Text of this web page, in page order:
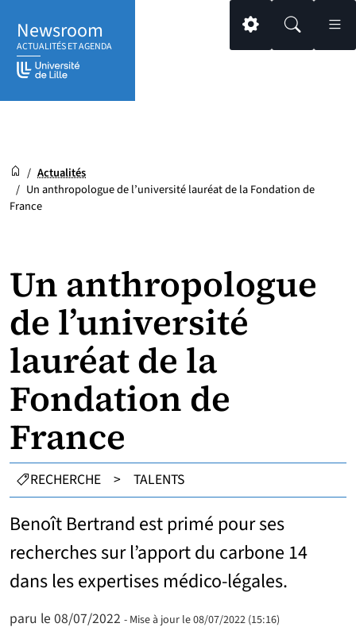
contenu
au
menu
principal
pied
Newsroom
ACTUALITÉS ET AGENDA Paramétrage
Newsroom
Accueil
/ Actualités
/ Un anthropologue de l’université lauréat de la Fondation de
France
Un anthropologue
de l’université
lauréat de la
Fondation de
France
CATÉGORIES :
RECHERCHE > TALENTS
Benoît Bertrand est primé pour ses
recherches sur l’apport du carbone 14
dans les expertises médico-légales.
paru le 08/07/2022 - Mise à jour le 08/07/2022 (15:16)